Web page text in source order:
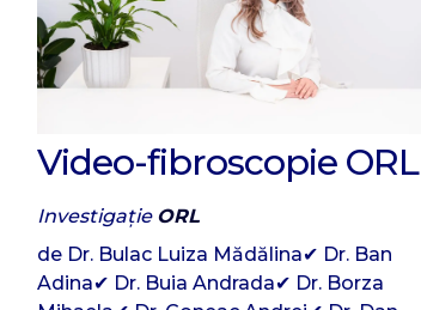
Video-fibroscopie ORL
Investigație ORL
de Dr. Bulac Luiza Mădălina✔ Dr. Ban
Adina✔ Dr. Buia Andrada✔ Dr. Borza